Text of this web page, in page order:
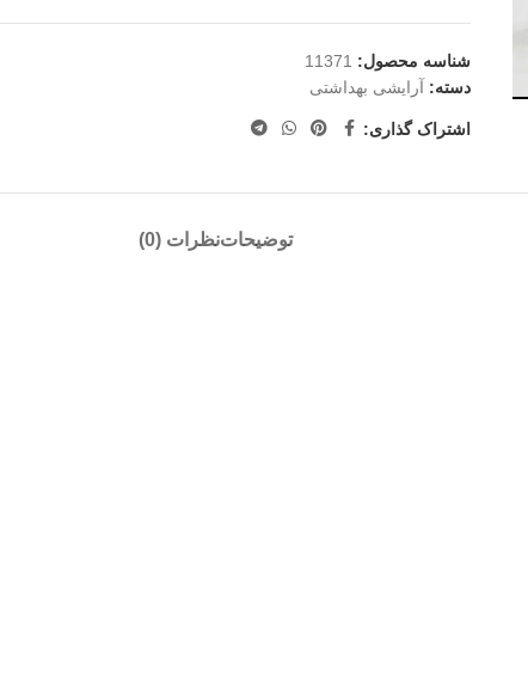
شناسه محصول: 11371
دسته: آرایشی بهداشتی
اشتراک گذاری:
توضیحاتنظرات (0)